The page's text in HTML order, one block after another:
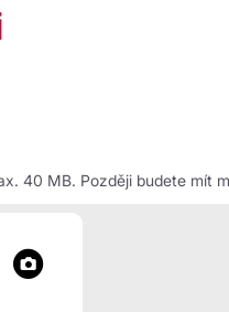
40 MB. Později budete mít